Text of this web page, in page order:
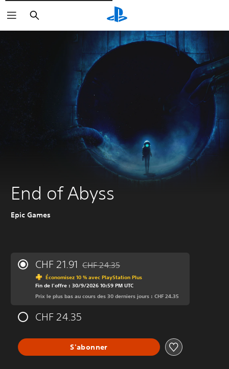
Rechercher
End of Abyss
Epic Games
CHF 21.91 Remise par rapport au prix d'origine de
CHF 24.35
Économisez 10 % avec PlayStation Plus
Fin de l'offre : 30/9/2026 10:59 PM UTC
Prix le plus bas au cours des 30 derniers jours : CHF 24.35
CHF 24.35
S'abonner